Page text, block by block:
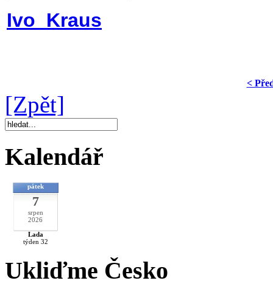
Ivo Kraus
<
[Zpět]
Kalendář
pátek
7
srpen
2026
Lada
týden 32
Ukliďme Česko